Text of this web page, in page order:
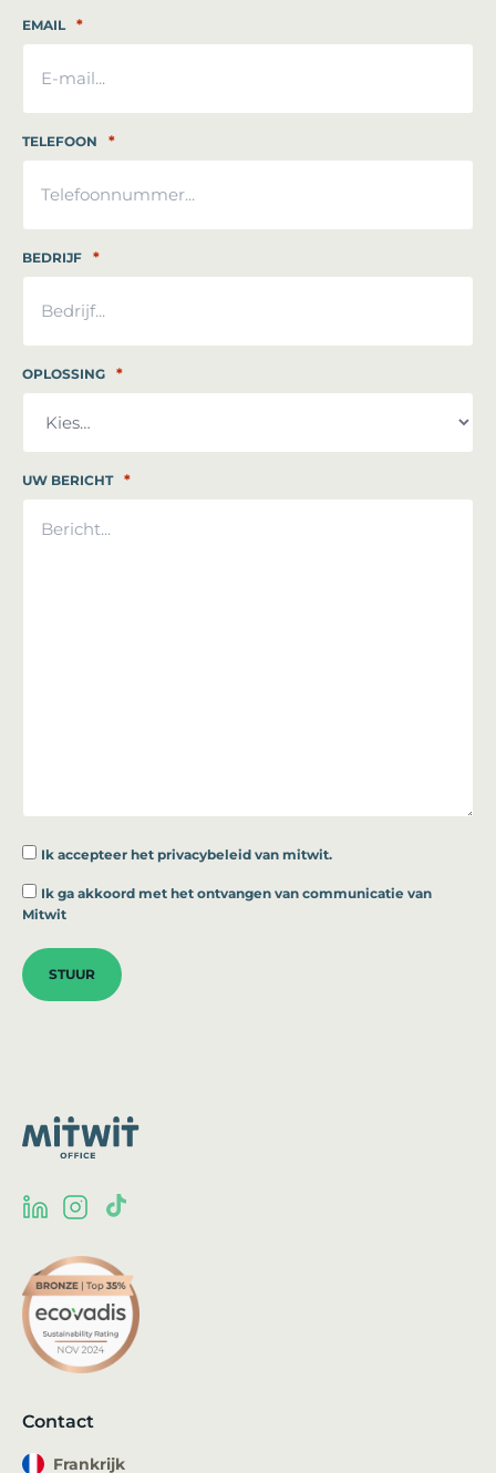
EMAIL *
TELEFOON *
BEDRIJF *
OPLOSSING *
UW BERICHT *
Ik accepteer het privacybeleid van mitwit.
Ik ga akkoord met het ontvangen van communicatie van
Mitwit
STUUR
Contact
Frankrijk